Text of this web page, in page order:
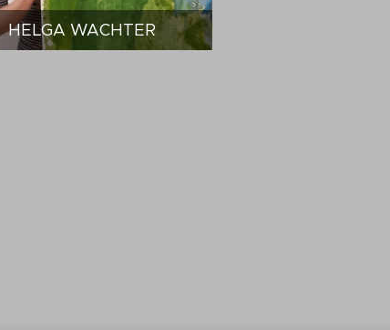
HELGA WACHTER